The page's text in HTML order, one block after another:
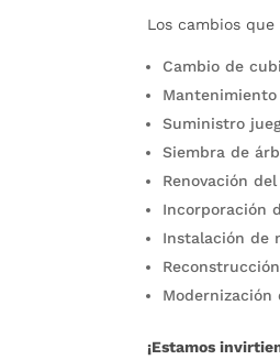
Los cambios
Cambio de
Suministro
Siembra de
Renovación
Incorporación
Instalación de
¡Estamos